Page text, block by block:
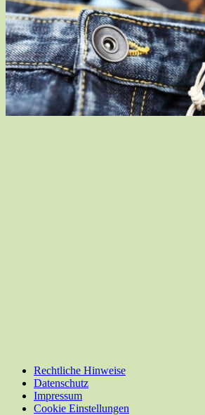
Rechtliche Hinweise
Datenschutz
Impressum
Cookie Einstellungen